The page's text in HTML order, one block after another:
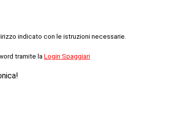
indicato con le istruzioni necessarie.
tramite la Login Spaggiari